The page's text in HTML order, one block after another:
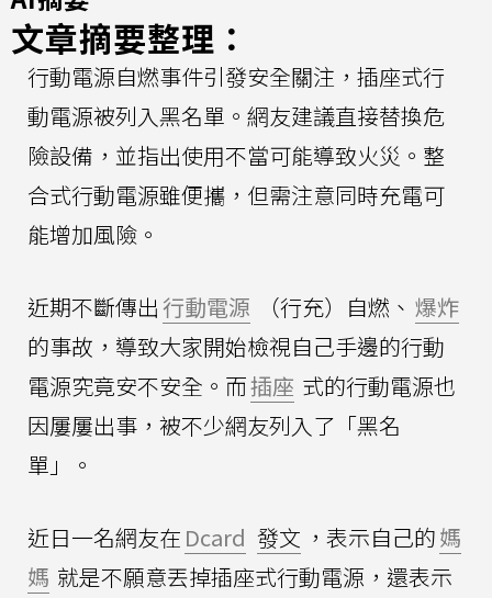
文章摘要整理：
行動電源自燃事件引發安全關注，插座式行
動電源被列入黑名單。網友建議直接替換危
險設備，並指出使用不當可能導致火災。整
合式行動電源雖便攜，但需注意同時充電可
能增加風險。
近期不斷傳出行動電源 （行充）自燃、 爆炸
的事故，導致大家開始檢視自己手邊的行動
電源究竟安不安全。而插座 式的行動電源也
因屢屢出事，被不少網友列入了「黑名
單」。
近日一名網友在 Dcard 發文 ，表示自己的媽
媽 就是不願意丟掉插座式行動電源，還表示